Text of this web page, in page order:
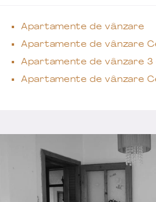
Apartamente de vânzare
Apartamente de vânzare
Apartamente de vânzare 3
Apartamente de vânzare